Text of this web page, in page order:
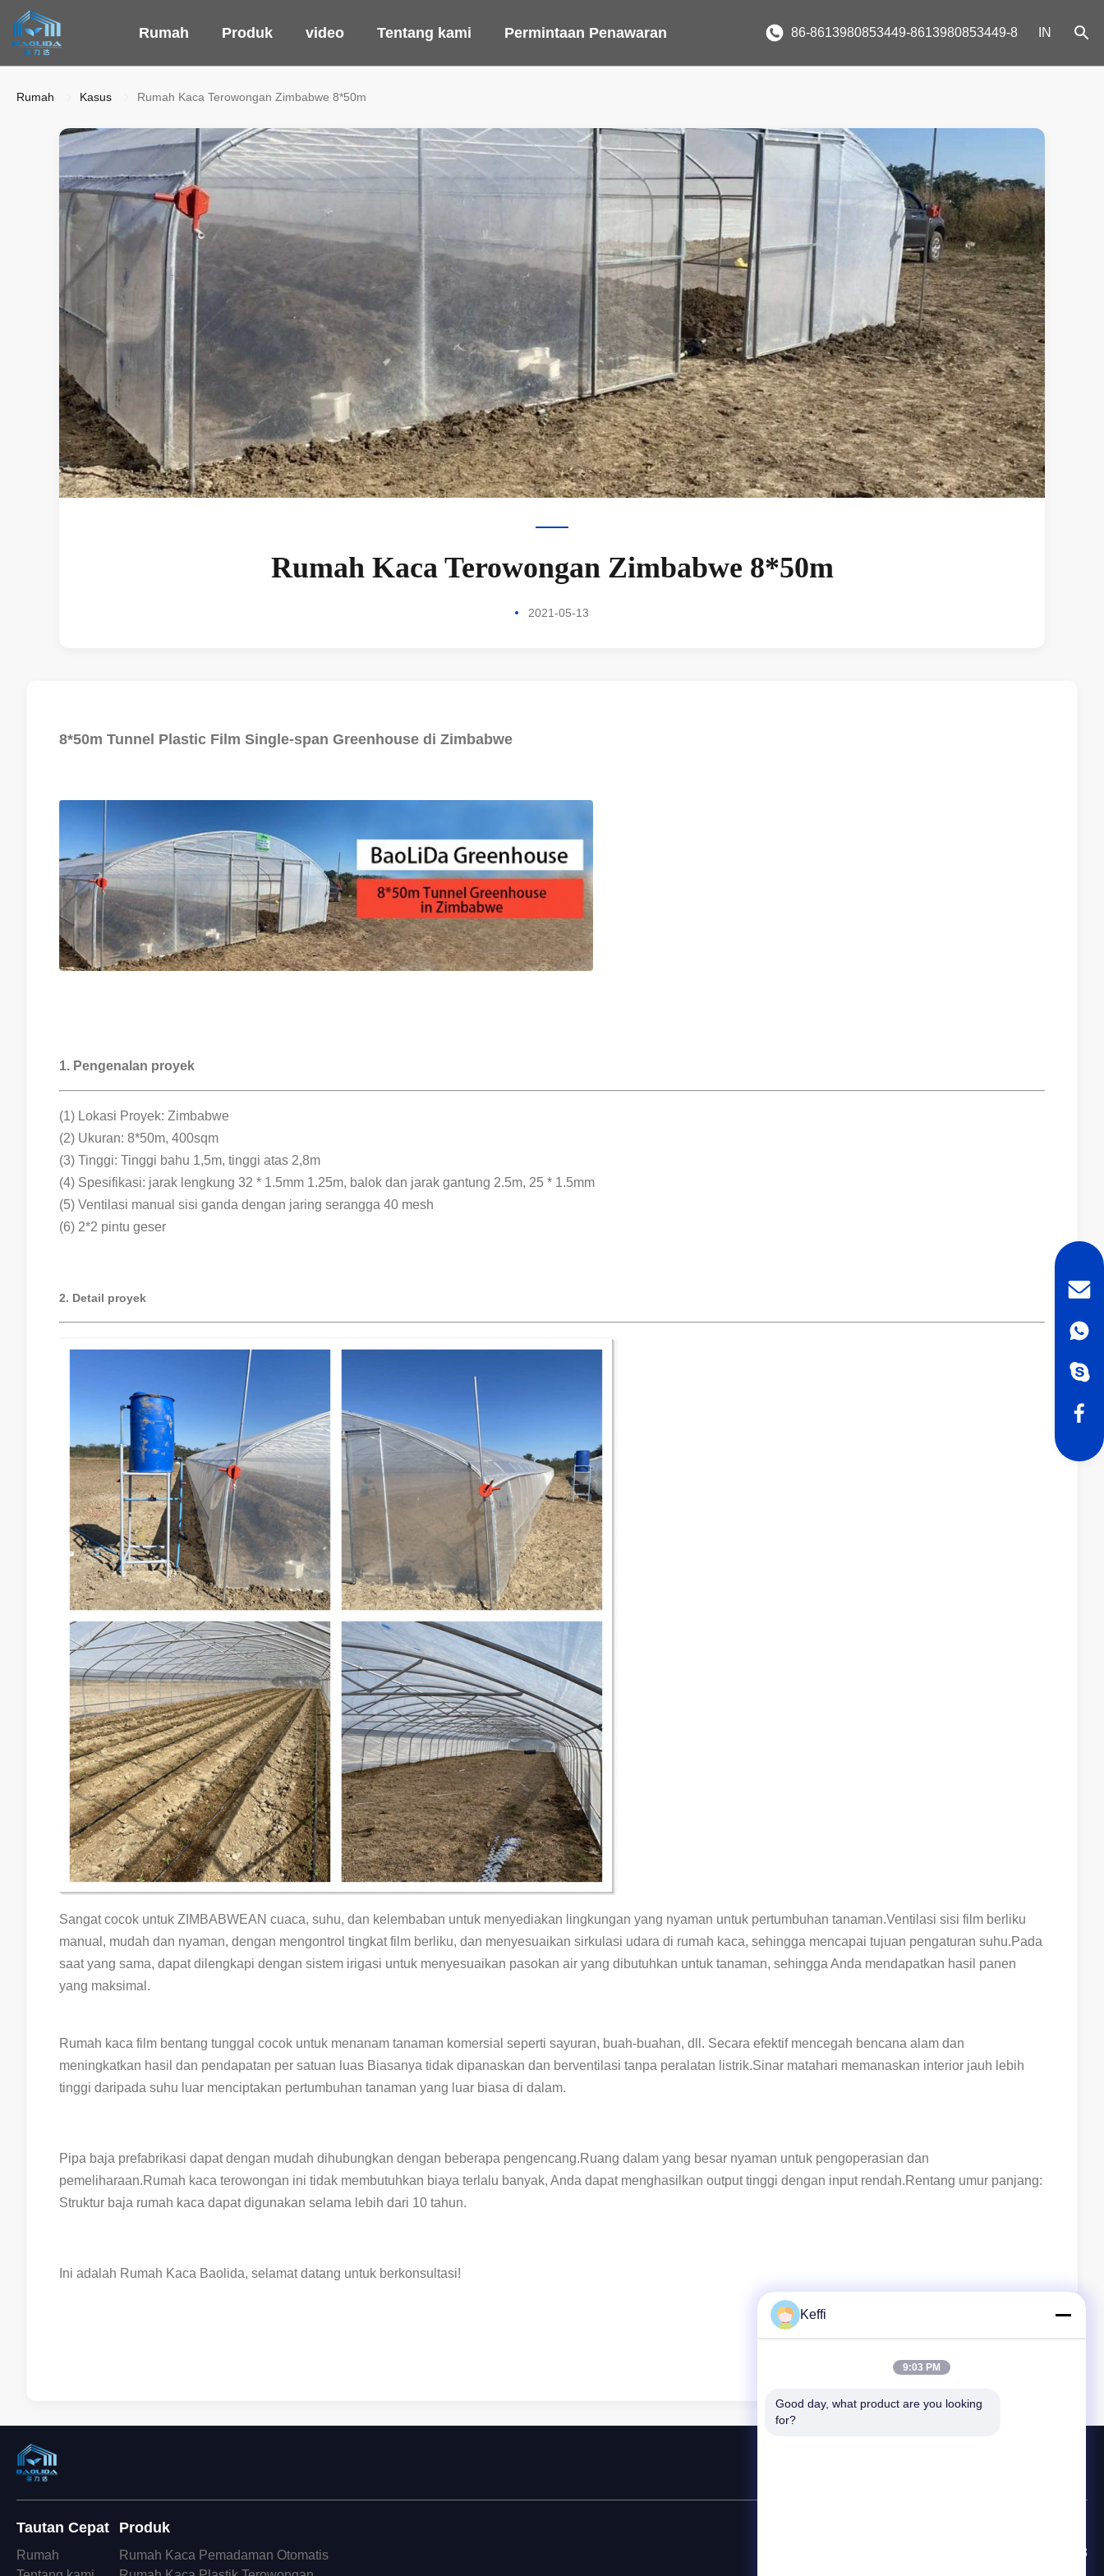
Rumah Produk video Tentang kami Permintaan Penawaran 86-8613980853449-8613980853449-8 IN
Rumah Kasus Rumah Kaca Terowongan Zimbabwe 8*50m
Rumah Kaca Terowongan Zimbabwe 8*50m
2021-05-13
8*50m Tunnel Plastic Film Single-span Greenhouse di Zimbabwe
1. Pengenalan proyek
(1) Lokasi Proyek: Zimbabwe
(2) Ukuran: 8*50m, 400sqm
(3) Tinggi: Tinggi bahu 1,5m, tinggi atas 2,8m
(4) Spesifikasi: jarak lengkung 32 * 1.5mm 1.25m, balok dan jarak gantung 2.5m, 25 * 1.5mm
(5) Ventilasi manual sisi ganda dengan jaring serangga 40 mesh
(6) 2*2 pintu geser
2. Detail proyek
Sangat cocok untuk ZIMBABWEAN cuaca, suhu, dan kelembaban untuk menyediakan lingkungan yang nyaman untuk pertumbuhan tanaman.Ventilasi sisi film berliku
manual, mudah dan nyaman, dengan mengontrol tingkat film berliku, dan menyesuaikan sirkulasi udara di rumah kaca, sehingga mencapai tujuan pengaturan suhu.Pada
saat yang sama, dapat dilengkapi dengan sistem irigasi untuk menyesuaikan pasokan air yang dibutuhkan untuk tanaman, sehingga Anda mendapatkan hasil panen
yang maksimal.
Rumah kaca film bentang tunggal cocok untuk menanam tanaman komersial seperti sayuran, buah-buahan, dll. Secara efektif mencegah bencana alam dan
meningkatkan hasil dan pendapatan per satuan luas Biasanya tidak dipanaskan dan berventilasi tanpa peralatan listrik.Sinar matahari memanaskan interior jauh lebih
tinggi daripada suhu luar menciptakan pertumbuhan tanaman yang luar biasa di dalam.
Pipa baja prefabrikasi dapat dengan mudah dihubungkan dengan beberapa pengencang.Ruang dalam yang besar nyaman untuk pengoperasian dan
pemeliharaan.Rumah kaca terowongan ini tidak membutuhkan biaya terlalu banyak, Anda dapat menghasilkan output tinggi dengan input rendah.Rentang umur panjang:
Struktur baja rumah kaca dapat digunakan selama lebih dari 10 tahun.
Ini adalah Rumah Kaca Baolida, selamat datang untuk berkonsultasi!
Tautan Cepat
Rumah
Produk
Rumah Kaca Pemadaman Otomatis
86-8613980853449-8613980853449-8
Keffi
9:03 PM
Good day, what product are you looking
for?